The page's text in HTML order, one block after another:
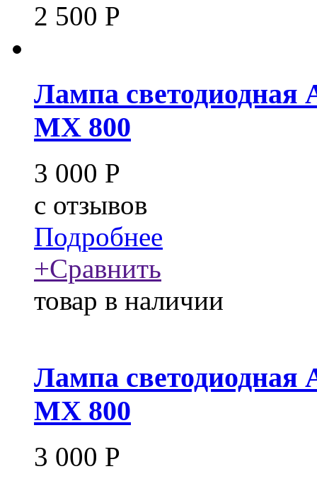
2 500 Р
Лампа
MX 800
3 000 Р
c отзывов
Подробнее
+Сравнить
товар в наличии
Лампа
MX 800
3 000 Р